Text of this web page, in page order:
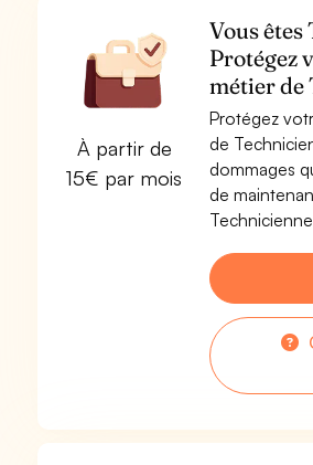
À partir de
15€ par mois
Vous
Protégez
métier de
Protégez
de
dommages
de